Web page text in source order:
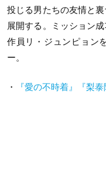
投じる男たちの友情と
展開する。ミッション
作員リ・ジュンピョン
ー。
・ 『愛の不時着』『梨